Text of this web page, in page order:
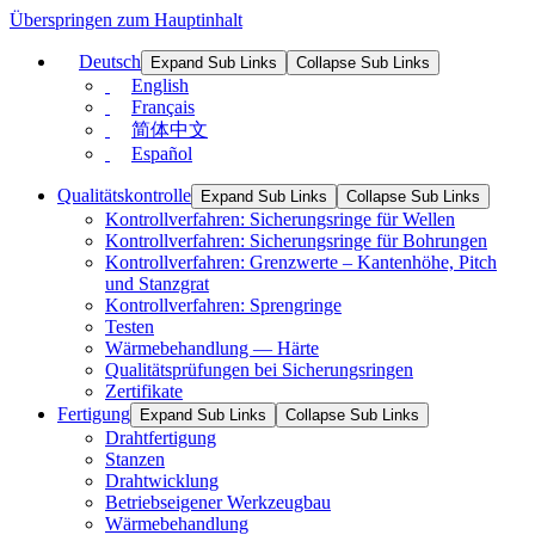
Überspringen zum Hauptinhalt
Deutsch Expand Sub Links Collapse Sub Links
English
Français
简体中文
Español
Qualitätskontrolle Expand Sub Links Collapse Sub Links
Kontrollverfahren: Sicherungsringe für Wellen
Kontrollverfahren: Sicherungsringe für Bohrungen
Kontrollverfahren: Grenzwerte – Kantenhöhe, Pitch
und Stanzgrat
Kontrollverfahren: Sprengringe
Testen
Wärmebehandlung — Härte
Qualitätsprüfungen bei Sicherungsringen
Zertifikate
Fertigung
Expand Sub Links Collapse Sub Links
Drahtfertigung
Stanzen
Drahtwicklung
Betriebseigener Werkzeugbau
Wärmebehandlung